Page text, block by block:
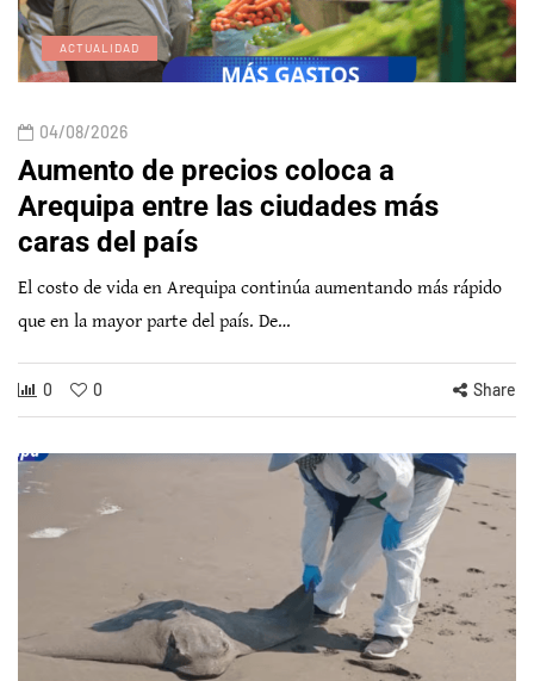
ACTUALIDAD
04/08/2026
Aumento de precios coloca a
Arequipa entre las ciudades más
caras del país
El costo de vida en Arequipa continúa aumentando más rápido
que en la mayor parte del país. De…
0 0 Share